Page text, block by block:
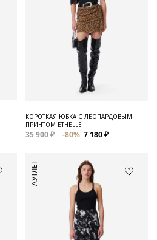
КОРОТКАЯ ЮБКА С ЛЕОПАРДОВЫМ
ПРИНТОМ ETHELLE
35 900 ₽ -80% 7 180 ₽
АУТЛЕТ